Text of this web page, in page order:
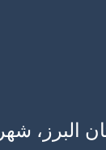
البرز،